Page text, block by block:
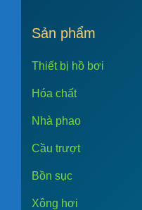
Sản phẩm
Thiết bị hồ bơi
Hóa chất
Nhà phao
Cầu trượt
Bồn sục
Xông hơi